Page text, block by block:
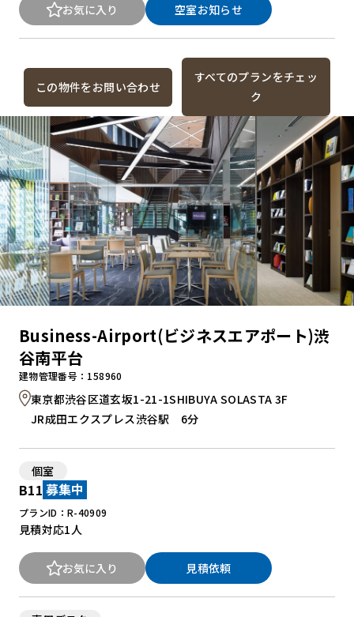
お気に入り 空室お知らせ
この物件をお問い合わせ
すべてのプランをチェッ
ク
Business-Airport(ビジネスエアポート)渋
谷南平台
建物管理番号：158960
東京都渋谷区道玄坂1-21-1SHIBUYA SOLASTA 3F
JR成田エクスプレス渋谷駅 6分
個室
B11 募集中
プランID：R-40909
見積対応1人
お気に入り 見積依頼